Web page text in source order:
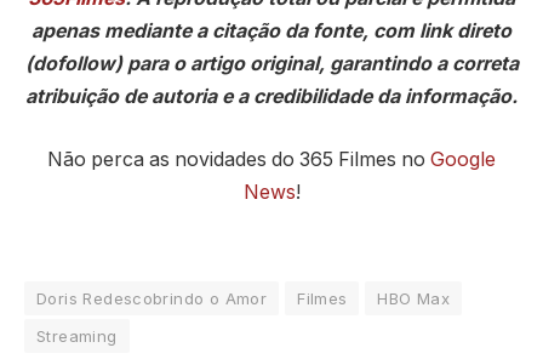
apenas mediante a citação da fonte, com link direto
(dofollow) para o artigo original, garantindo a correta
atribuição de autoria e a credibilidade da informação.
Não perca as novidades do 365 Filmes no Google
News!
Doris Redescobrindo o Amor Filmes
HBO Max
Streaming